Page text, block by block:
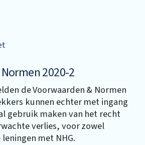
2020-2
de Voorwaarden & Normen
kunnen echter met ingang
gebruik maken van het recht
verlies, voor zowel
met NHG.